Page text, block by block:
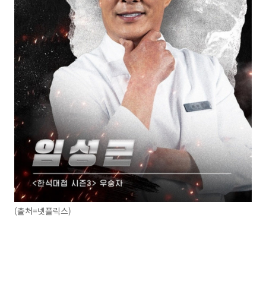
(출처=넷플릭스)